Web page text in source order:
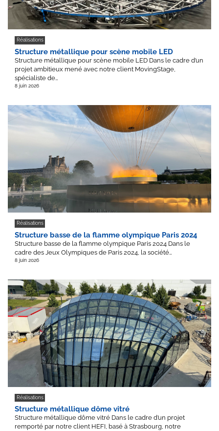
Réalisations
Structure métallique pour scène mobile LED
Structure métallique pour scène mobile LED Dans le cadre d’un
projet ambitieux mené avec notre client MovingStage,
spécialiste de…
8 juin 2026
Réalisations
Structure basse de la flamme olympique Paris 2024
Structure basse de la flamme olympique Paris 2024 Dans le
cadre des Jeux Olympiques de Paris 2024, la société…
8 juin 2026
Réalisations
Structure métallique dôme vitré
Structure métallique dôme vitré Dans le cadre d’un projet
remporté par notre client HEFI, basé à Strasbourg, notre